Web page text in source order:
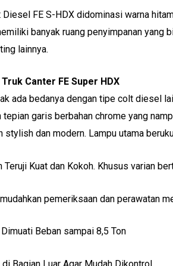
FE S-HDX didominasi warna
banyak ruang penyimpanan yang
lainnya.
Canter FE Super HDX
ada bedanya dengan tipe colt diesel
tepian garis berbahan chrome yang
dan modern. Lampu utama
Teruji Kuat dan Kokoh. Khusus varian
pemeriksaan dan perawatan
Beban sampai 8,5 Ton
Bagian Luar Agar Mudah Dikontrol